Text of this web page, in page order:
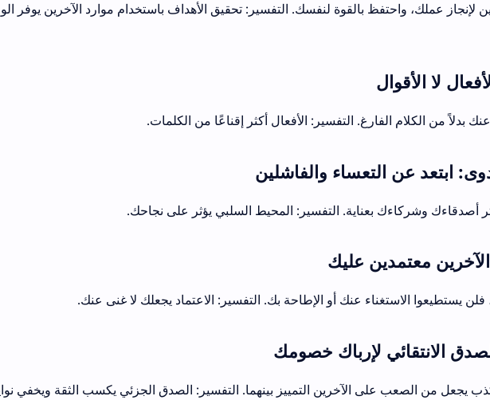
لإنجاز عملك، واحتفظ بالقوة لنفسك. التفسير: تحقيق الأهداف باستخدام موارد الآخرين يوفر
بدلاً من الكلام الفارغ. التفسير: الأفعال أكثر إقناعًا من الكلمات.
أصدقاءك وشركاءك بعناية. التفسير: المحيط السلبي يؤثر على نجاحك.
فلن يستطيعوا الاستغناء عنك أو الإطاحة بك. التفسير: الاعتماد يجعلك لا غنى عنك.
يجعل من الصعب على الآخرين التمييز بينهما. التفسير: الصدق الجزئي يكسب الثقة ويخفي